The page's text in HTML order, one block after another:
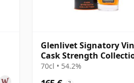
Glenlivet Signatory
Cask Strength
Single 2006 14 Jahre alt
70cl • 54.2%